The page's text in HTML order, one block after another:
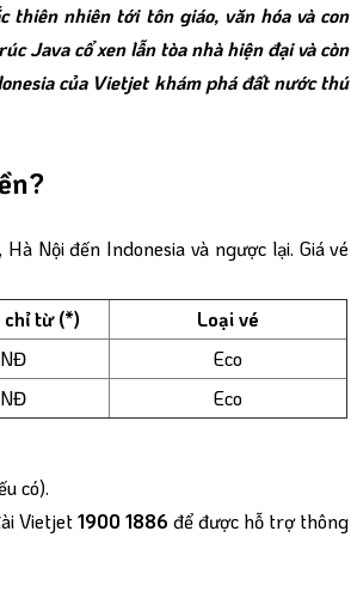
thiên nhiên tới tôn giáo, văn hóa và con
Java cổ xen lẫn tòa nhà hiện đại và còn
của Vietjet khám phá đất nước thú
Nội đến Indonesia và ngược lại. Giá vé
chỉ từ (*)
Loại vé
Eco
Eco
có).
Vietjet1900 1886 để được hỗ trợ thông